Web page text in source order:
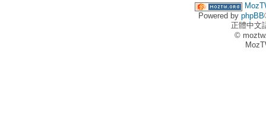
Powered by phpBB
正體中文
©